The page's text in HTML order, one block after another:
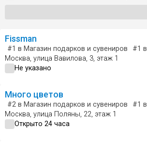
Fissman
#1 в Магазин подарков и сувениров #1
Москва, улица Вавилова, 3, этаж 1
Не указано
Много цветов
#2 в Магазин подарков и сувениров #1
Москва, улица Поляны, 22, этаж 1
Открыто 24 часа